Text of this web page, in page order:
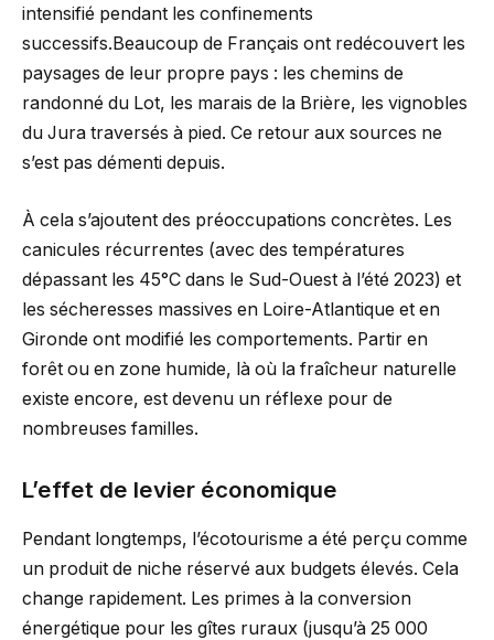
intensifié pendant les confinements
successifs.Beaucoup de Français ont redécouvert les
paysages de leur propre pays : les chemins de
randonné du Lot, les marais de la Brière, les vignobles
du Jura traversés à pied. Ce retour aux sources ne
s’est pas démenti depuis.
À cela s’ajoutent des préoccupations concrètes. Les
canicules récurrentes (avec des températures
dépassant les 45°C dans le Sud-Ouest à l’été 2023) et
les sécheresses massives en Loire-Atlantique et en
Gironde ont modifié les comportements. Partir en
forêt ou en zone humide, là où la fraîcheur naturelle
existe encore, est devenu un réflexe pour de
nombreuses familles.
L’effet de levier économique
Pendant longtemps, l’écotourisme a été perçu comme
un produit de niche réservé aux budgets élevés. Cela
change rapidement. Les primes à la conversion
énergétique pour les gîtes ruraux (jusqu’à 25 000